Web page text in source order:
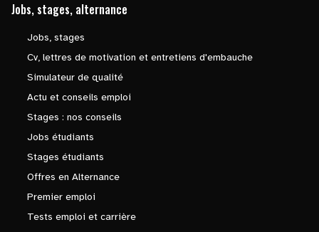
Jobs, stages, alternance
Jobs, stages
Cv, lettres de motivation et entretiens d'embauche
Simulateur de qualité
Actu et conseils emploi
Stages : nos conseils
Jobs étudiants
Stages étudiants
Offres en Alternance
Premier emploi
Tests emploi et carrière